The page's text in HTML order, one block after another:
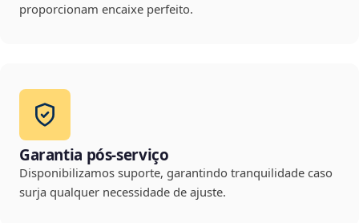
proporcionam encaixe perfeito.
Garantia pós-serviço
Disponibilizamos suporte, garantindo tranquilidade caso
surja qualquer necessidade de ajuste.